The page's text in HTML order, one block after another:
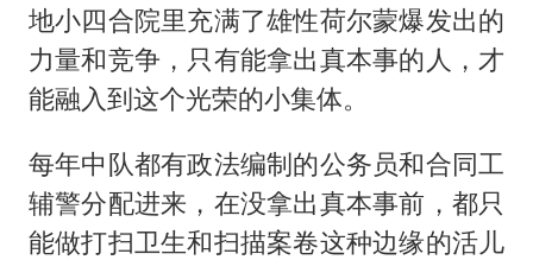
地小四合院里充满了雄性荷尔蒙爆发出的
力量和竞争，只有能拿出真本事的人，才
能融入到这个光荣的小集体。
每年中队都有政法编制的公务员和合同工
辅警分配进来，在没拿出真本事前，都只
能做打扫卫生和扫描案卷这种边缘的活儿